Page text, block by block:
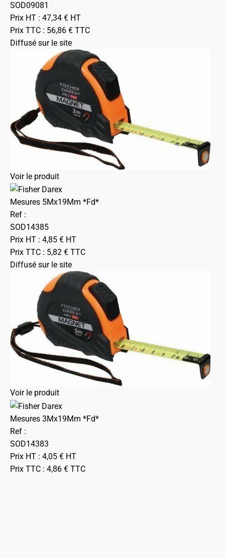
SOD09081
Prix HT : 47,34 € HT
Prix TTC : 56,86 € TTC
Diffusé sur le site
Voir le produit
Mesures 5Mx19Mm *Fd*
Ref :
SOD14385
Prix HT : 4,85 € HT
Prix TTC : 5,82 € TTC
Diffusé sur le site
Voir le produit
Mesures 3Mx19Mm *Fd*
Ref :
SOD14383
Prix HT : 4,05 € HT
Prix TTC : 4,86 € TTC